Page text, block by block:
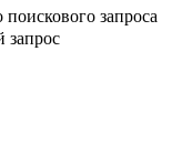
поискового запроса
запрос